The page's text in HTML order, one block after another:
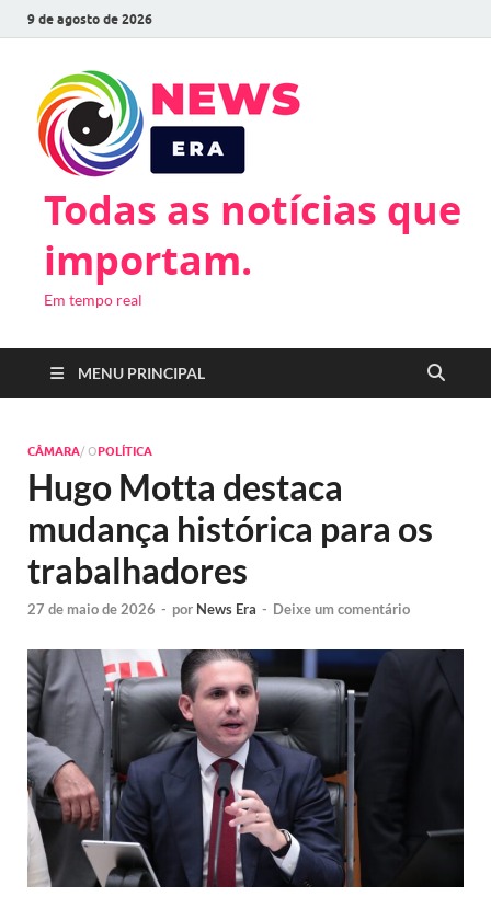
9 de agosto de 2026
Todas as notícias que
importam.
Em tempo real
MENU PRINCIPAL
CÂMARA/ OPOLÍTICA
Hugo Motta destaca
mudança histórica para os
trabalhadores
27 de maio de 2026 - por News Era - Deixe um comentário